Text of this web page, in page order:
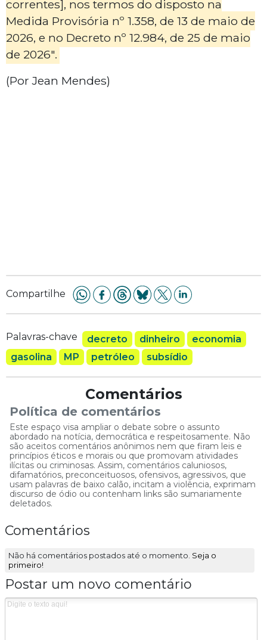
correntes], nos termos do disposto na
Medida Provisória nº 1.358, de 13 de maio de
2026, e no Decreto nº 12.984, de 25 de maio
de 2026".
(Por Jean Mendes)
Compartilhe
Palavras-chave decreto dinheiro
economia
gasolina
MP petróleo subsídio
Comentários
Política de comentários
Este espaço visa ampliar o debate sobre o assunto
abordado na notícia, democrática e respeitosamente. Não
são aceitos comentários anônimos nem que firam leis e
princípios éticos e morais ou que promovam atividades
ilícitas ou criminosas. Assim, comentários caluniosos,
difamatórios, preconceituosos, ofensivos, agressivos, que
usam palavras de baixo calão, incitam a violência, exprimam
discurso de ódio ou contenham links são sumariamente
deletados.
Comentários
Não há comentários postados até o momento. Seja o
primeiro!
Postar um novo comentário